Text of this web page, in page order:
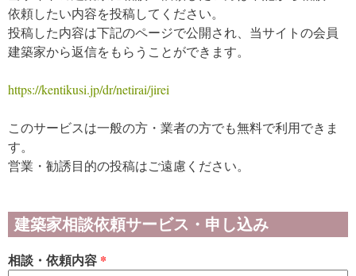
依頼したい内容を投稿してください。
投稿した内容は下記のページで公開され、当サイトの会員
建築家から返信をもらうことができます。
https://kentikusi.jp/dr/netirai/jirei
このサービスは一般の方・業者の方でも無料で利用できま
す。
営業・勧誘目的の投稿はご遠慮ください。
建築家相談依頼サービス・申し込み
相談・依頼内容 *